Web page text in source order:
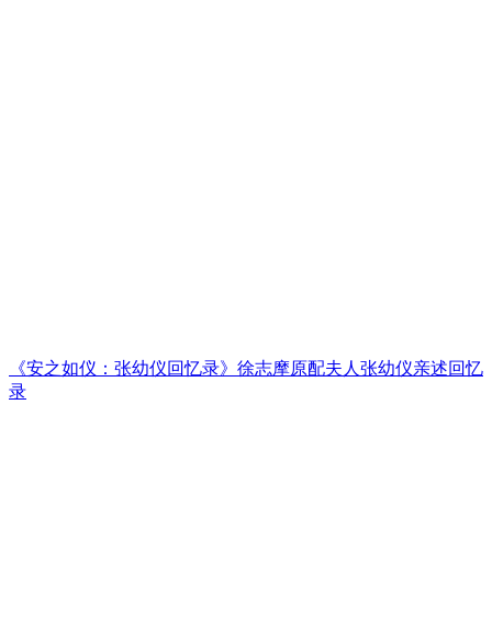
《安之如仪：张幼仪回忆录》徐志摩原配夫人张幼仪亲述回忆
录